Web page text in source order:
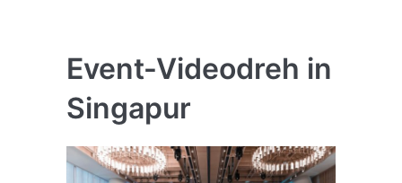
Event-Videodreh in
Singapur